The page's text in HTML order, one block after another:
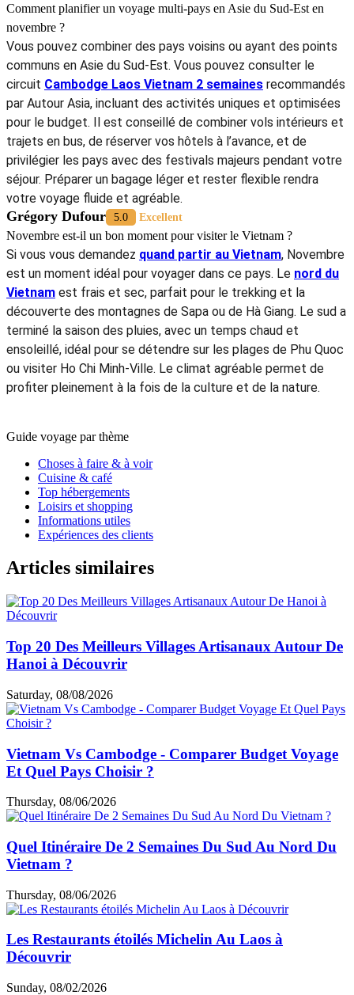
Comment planifier un voyage multi-pays en Asie du Sud-Est en
novembre ?
Vous pouvez combiner des pays voisins ou ayant des points
communs en Asie du Sud-Est. Vous pouvez consulter le
circuit Cambodge Laos Vietnam 2 semaines recommandés
par Autour Asia, incluant des activités uniques et optimisées
pour le budget. Il est conseillé de combiner vols intérieurs et
trajets en bus, de réserver vos hôtels à l’avance, et de
privilégier les pays avec des festivals majeurs pendant votre
séjour. Préparer un bagage léger et rester flexible rendra
votre voyage fluide et agréable.
Grégory Dufour 5.0 Excellent
Novembre est-il un bon moment pour visiter le Vietnam ?
Si vous vous demandez quand partir au Vietnam, Novembre
est un moment idéal pour voyager dans ce pays. Le nord du
Vietnam est frais et sec, parfait pour le trekking et la
découverte des montagnes de Sapa ou de Hà Giang. Le sud a
terminé la saison des pluies, avec un temps chaud et
ensoleillé, idéal pour se détendre sur les plages de Phu Quoc
ou visiter Ho Chi Minh-Ville. Le climat agréable permet de
profiter pleinement à la fois de la culture et de la nature.
Guide voyage par thème
Choses à faire & à voir
Cuisine & café
Top hébergements
Loisirs et shopping
Informations utiles
Expériences des clients
Articles similaires
Top 20 Des Meilleurs Villages Artisanaux Autour De
Hanoi à Découvrir
Saturday, 08/08/2026
Vietnam Vs Cambodge - Comparer Budget Voyage
Et Quel Pays Choisir ?
Thursday, 08/06/2026
Quel Itinéraire De 2 Semaines Du Sud Au Nord Du
Vietnam ?
Thursday, 08/06/2026
Les Restaurants étoilés Michelin Au Laos à
Découvrir
Sunday, 08/02/2026